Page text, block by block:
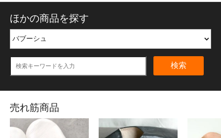
ほかの商品を探す
検索
売れ筋商品